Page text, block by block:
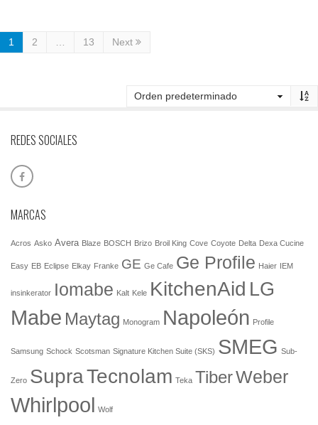
1 2 13 Next
REDES SOCIALES
MARCAS
Acros Asko Avera Blaze BOSCH Brizo Broil King Cove Coyote Delta Dexa Cucine
Easy EB Eclipse Elkay Franke GE Ge Cafe Ge Profile Haier IEM
insinkerator Iomabe Kalt Kele KitchenAid LG
Mabe Maytag Monogram Napoleón Profile
Samsung Schock Scotsman Signature Kitchen Suite (SKS) SMEG Sub-
Zero SupraTecnolam Teka TiberWeber
Whirlpool Wolf